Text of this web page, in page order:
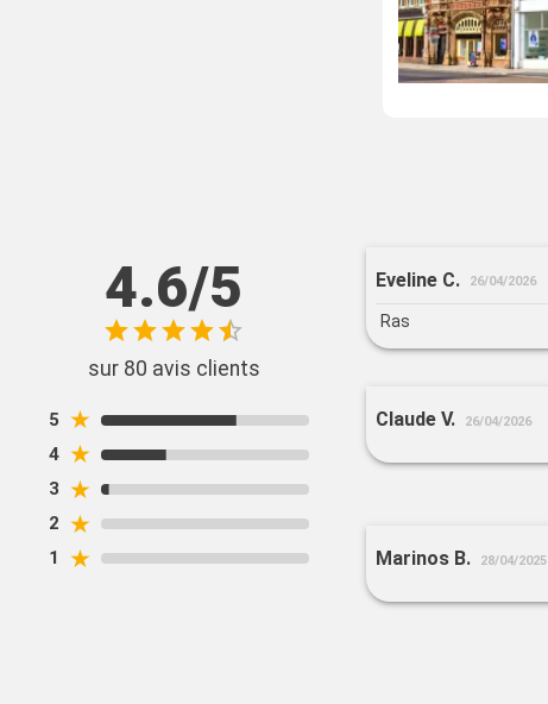
4.6/5
sur 80 avis clients
5 ★
4 ★
3 ★
2 ★
1 ★
Eveline C. 26/04/2026
Ras
Claude V. 26/04/2026
Marinos B. 28/04/2025